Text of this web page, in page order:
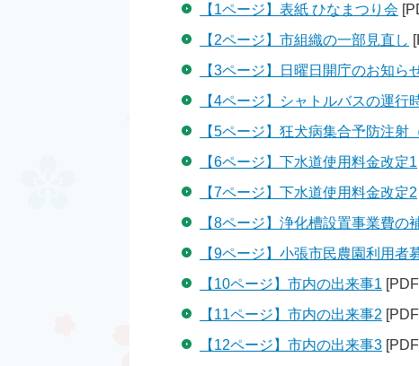
【1ページ】表紙 ひなまつり会
【2ページ】市組織の一部見直し
【3ページ】日曜日開庁のお知ら
【4ページ】シャトルバスの運行
【5ページ】狂犬病集合予防注射
【6ページ】下水道使用料金改定1
【7ページ】下水道使用料金改定2
【8ページ】浄化槽設置事業費の
【9ページ】小張市民農園利用者
【10ページ】市内の出来事1
【11ページ】市内の出来事2
【12ページ】市内の出来事3